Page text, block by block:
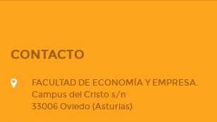
CONTACTO
FACULTAD DE ECONOMÍA Y EMPRESA.
Campus del Cristo s/n
33006 Oviedo (Asturias)